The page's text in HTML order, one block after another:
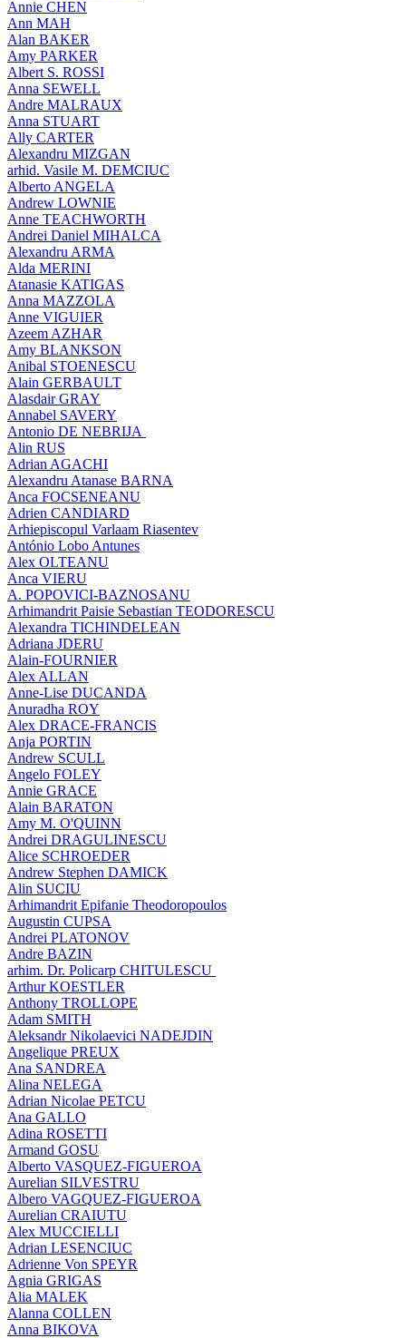
Annie CHEN
Ann MAH
Alan BAKER
Amy PARKER
Albert S. ROSSI
Anna SEWELL
Andre MALRAUX
Anna STUART
Ally CARTER
Alexandru MIZGAN
arhid. Vasile M. DEMCIUC
Alberto ANGELA
Andrew LOWNIE
Anne TEACHWORTH
Andrei Daniel MIHALCA
Alexandru ARMA
Alda MERINI
Atanasie KATIGAS
Anna MAZZOLA
Anne VIGUIER
Azeem AZHAR
Amy BLANKSON
Anibal STOENESCU
Alain GERBAULT
Alasdair GRAY
Annabel SAVERY
Antonio DE NEBRIJA
Alin RUS
Adrian AGACHI
Alexandru Atanase BARNA
Anca FOCSENEANU
Adrien CANDIARD
Arhiepiscopul Varlaam Riasentev
António Lobo Antunes
Alex OLTEANU
Anca VIERU
A. POPOVICI-BAZNOSANU
Arhimandrit Paisie Sebastian TEODORESCU
Alexandra TICHINDELEAN
Adriana JDERU
Alain-FOURNIER
Alex ALLAN
Anne-Lise DUCANDA
Anuradha ROY
Alex DRACE-FRANCIS
Anja PORTIN
Andrew SCULL
Angelo FOLEY
Annie GRACE
Alain BARATON
Amy M. O'QUINN
Andrei DRAGULINESCU
Alice SCHROEDER
Andrew Stephen DAMICK
Alin SUCIU
Arhimandrit Epifanie Theodoropoulos
Augustin CUPSA
Andrei PLATONOV
Andre BAZIN
arhim. Dr. Policarp CHITULESCU
Arthur KOESTLER
Anthony TROLLOPE
Adam SMITH
Aleksandr Nikolaevici NADEJDIN
Angelique PREUX
Ana SANDREA
Alina NELEGA
Adrian Nicolae PETCU
Ana GALLO
Adina ROSETTI
Armand GOSU
Alberto VASQUEZ-FIGUEROA
Aurelian SILVESTRU
Albero VAGQUEZ-FIGUEROA
Aurelian CRAIUTU
Alex MUCCIELLI
Adrian LESENCIUC
Adrienne Von SPEYR
Agnia GRIGAS
Alia MALEK
Alanna COLLEN
Anna BIKOVA